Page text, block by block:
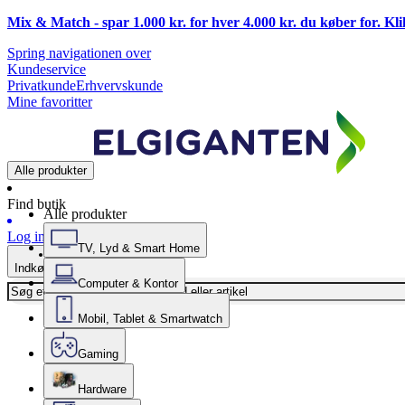
Mix & Match - spar 1.000 kr. for hver 4.000 kr. du køber for.
Spring navigationen over
Kundeservice
PrivatkundeErhvervskunde
Mine favoritter
Alle produkter
Find butik
Log ind
Indkøbskurv
Alle produkter
TV, Lyd & Smart Home
Computer & Kontor
Mobil, Tablet & Smartwatch
Gaming
Hardware